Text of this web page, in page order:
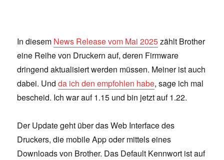
In diesem News Release vom Mai 2025zählt Brother
eine Reihe von Druckern auf, deren Firmware
dringend aktualisiert werden müssen. Meiner ist auch
dabei. Undda ich den empfohlen habe, sage ich mal
bescheid. Ich war auf 1.15 und bin jetzt auf 1.22.
Der Update geht über das Web Interface des
Druckers, die mobile App oder mittels eines
Downloads von Brother. Das Default Kennwort ist auf